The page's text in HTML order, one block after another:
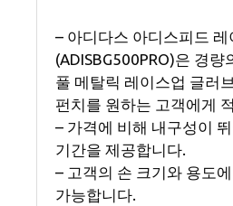
– 아디다스 아디스피드 레
(ADISBG500PRO)은 경량
풀 메탈릭 레이스업 글러
펀치를 원하는 고객에게
– 가격에 비해 내구성이
기간을 제공합니다.
– 고객의 손 크기와 용도
가능합니다.